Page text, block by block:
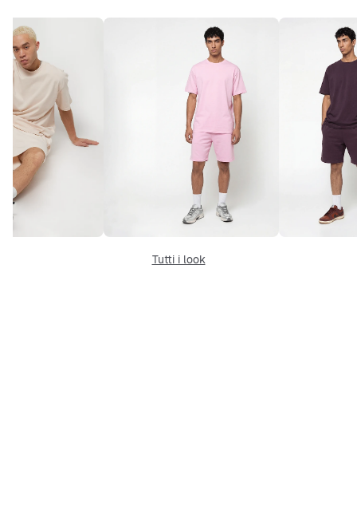
Tutti i look